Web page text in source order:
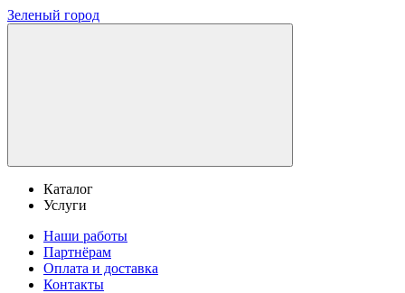
Зеленый город
Каталог
Услуги
Наши работы
Партнёрам
Оплата и доставка
Контакты